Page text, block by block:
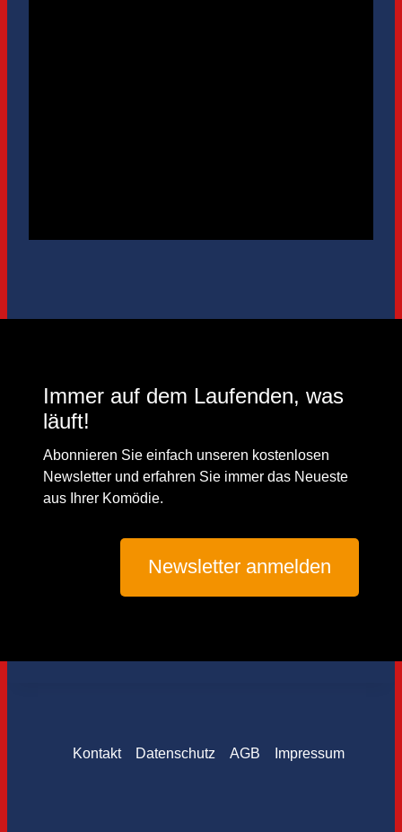
Immer auf dem Laufenden, was
läuft!
Abonnieren Sie einfach unseren kostenlosen
Newsletter und erfahren Sie immer das Neueste
aus Ihrer Komödie.
Newsletter anmelden
Kontakt Datenschutz AGB Impressum